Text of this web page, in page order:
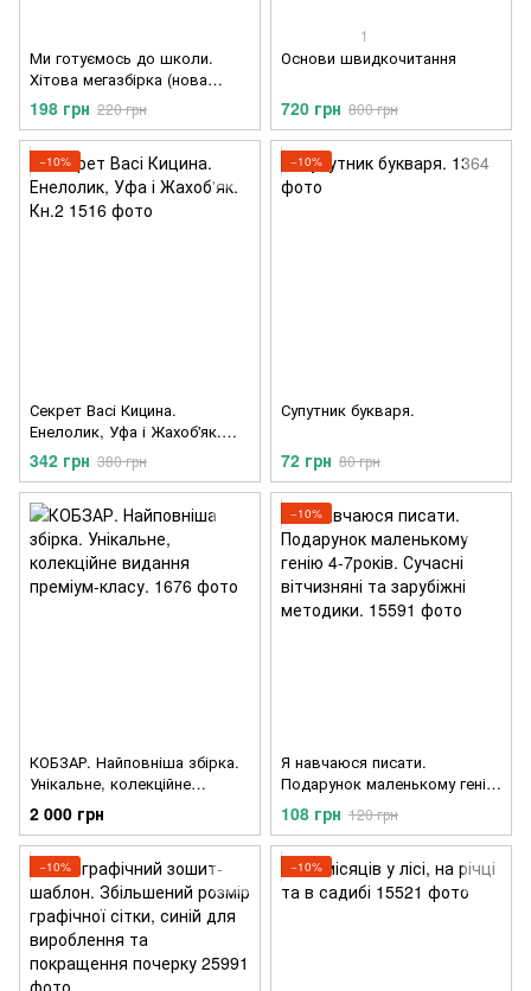
Ми готуємось до школи.
Хітова мегазбірка (нова
обкладинка)
198 грн 220 грн
1
Основи швидкочитання
720 грн 800 грн
−10%
Секрет Васі Кицина.
Енелолик, Уфа і Жахоб'як.
Кн.2
342 грн 380 грн
−10%
Супутник букваря.
72 грн 80 грн
КОБЗАР. Найповніша збірка.
Унікальне, колекційне
видання преміум-класу.
2 000 грн
−10%
Я навчаюся писати.
Подарунок маленькому генію
4-7років. Сучасні вітчизняні
та зарубіжні методики.
108 грн 120 грн
−10% −10%